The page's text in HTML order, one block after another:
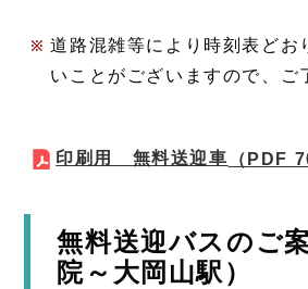
道路混雑等により時刻表どお
いことがございますので、ご
印刷用 無料送迎車 （PDF
無料送迎バスのご
院～大岡山駅）